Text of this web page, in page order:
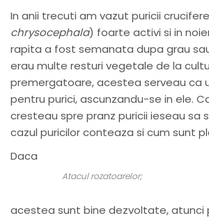
In anii trecuti am vazut puricii
chrysocephala) foarte activi si in
rapita a fost semanata dupa grau
erau multe resturi vegetale de la
premergatoare, acestea serveau ca
pentru purici, ascunzandu-se in ele.
cresteau spre pranz puricii ieseau sa
cazul puricilor conteaza si cum sunt
Atacul rozatoarelor;
Daca
acestea sunt bine dezvoltate, atunci